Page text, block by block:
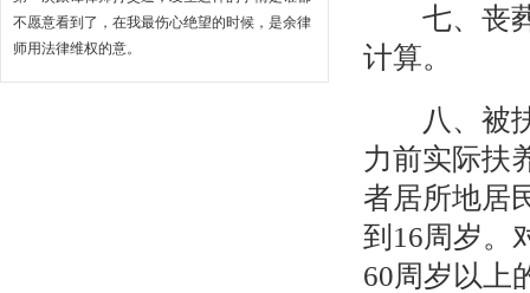
不愿意看到了，在我最伤心绝望的时候，是余律
师用法律维权的意。
七、丧葬
计算。
八、被扶
力前实际扶
者居所地居
到16周岁。
60周岁以上